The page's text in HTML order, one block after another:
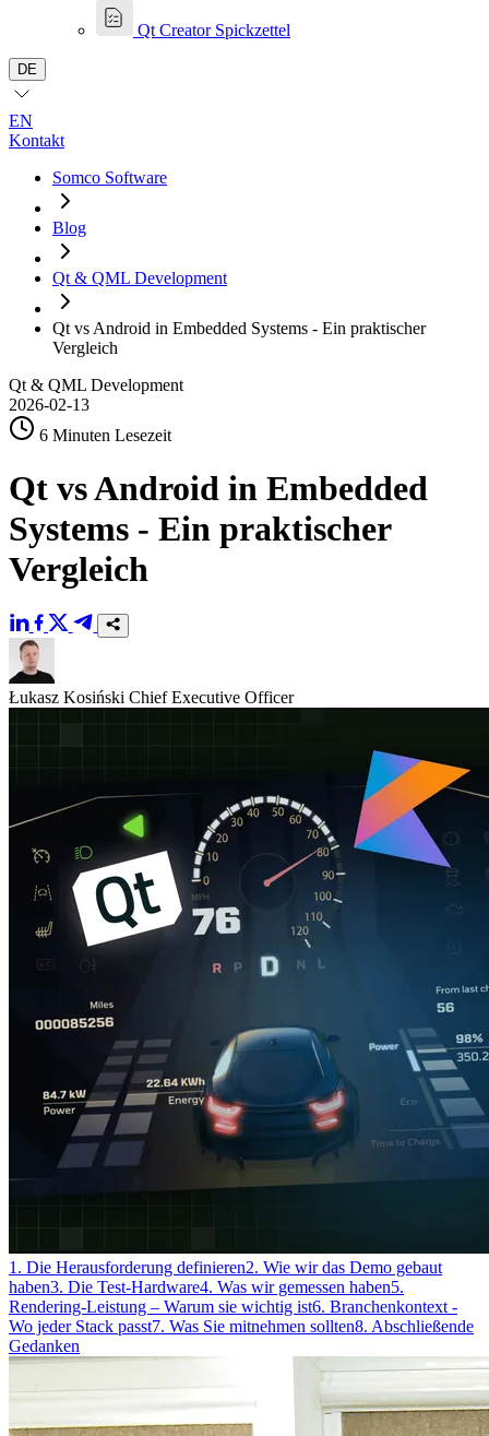
Qt Creator Spickzettel
DE
EN
Kontakt
Somco Software
Blog
Qt & QML Development
Qt vs Android in Embedded Systems - Ein praktischer
Vergleich
Qt & QML Development
2026-02-13
6 Minuten Lesezeit
Qt vs Android in Embedded
Systems - Ein praktischer
Vergleich
Łukasz Kosiński Chief Executive Officer
1. Die Herausforderung definieren2. Wie wir das Demo gebaut
haben3. Die Test-Hardware4. Was wir gemessen haben5.
Rendering-Leistung – Warum sie wichtig ist6. Branchenkontext -
Wo jeder Stack passt7. Was Sie mitnehmen sollten8. Abschließende
Gedanken